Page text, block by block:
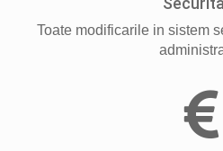
Toate modificarile in sistem